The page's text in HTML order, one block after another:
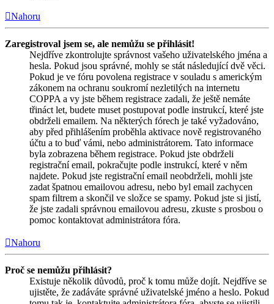
Nahoru
Zaregistroval jsem se, ale nemůžu se přihlásit!
Nejdříve zkontrolujte správnost vašeho uživatelského jména a
hesla. Pokud jsou správné, mohly se stát následující dvě věci.
Pokud je ve fóru povolena registrace v souladu s americkým
zákonem na ochranu soukromí nezletilých na internetu
COPPA a vy jste během registrace zadali, že ještě nemáte
třináct let, budete muset postupovat podle instrukcí, které jste
obdrželi emailem. Na některých fórech je také vyžadováno,
aby před přihlášením proběhla aktivace nově registrovaného
účtu a to buď vámi, nebo administrátorem. Tato informace
byla zobrazena během registrace. Pokud jste obdrželi
registrační email, pokračujte podle instrukcí, které v něm
najdete. Pokud jste registrační email neobdrželi, mohli jste
zadat špatnou emailovou adresu, nebo byl email zachycen
spam filtrem a skončil ve složce se spamy. Pokud jste si jistí,
že jste zadali správnou emailovou adresu, zkuste s prosbou o
pomoc kontaktovat administrátora fóra.
Nahoru
Proč se nemůžu přihlásit?
Existuje několik důvodů, proč k tomu může dojít. Nejdříve se
ujistěte, že zadáváte správné uživatelské jméno a heslo. Pokud